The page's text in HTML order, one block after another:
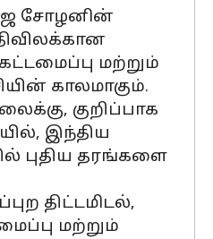
சோழனின்
மற்றும்
காலமாகும்.
குறிப்பாக
இந்திய
புதிய தரங்களை
திட்டமிடல்,
மற்றும்